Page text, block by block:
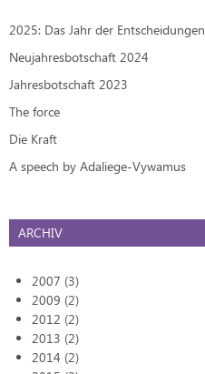
2025: Das Jahr der Entscheidungen
Neujahresbotschaft 2024
Jahresbotschaft 2023
The force
Die Kraft
A speech by Adaliege-Vywamus
ARCHIV
2007 (3)
2009 (2)
2012 (2)
2013 (2)
2014 (2)